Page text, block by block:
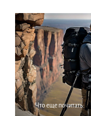
Что еще почитать: